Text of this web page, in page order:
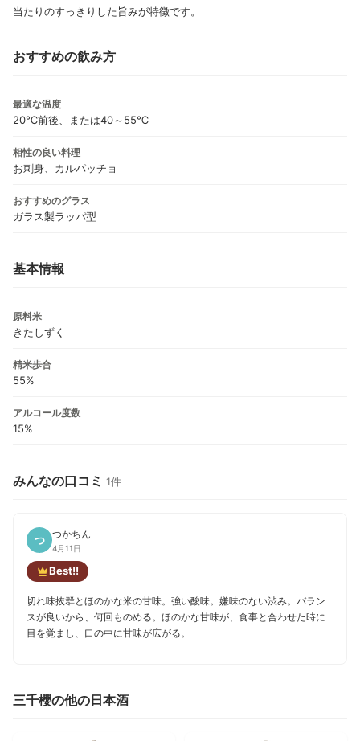
当たりのすっきりした旨みが特徴です。
おすすめの飲み方
最適な温度
20℃前後、または40～55℃
相性の良い料理
お刺身、カルパッチョ
おすすめのグラス
ガラス製ラッパ型
基本情報
原料米
きたしずく
精米歩合
55%
アルコール度数
15%
みんなの口コミ 1件
つ つかちん
4月11日
Best!!
切れ味抜群とほのかな米の甘味。強い酸味。嫌味のない渋み。バラン
スが良いから、何回ものめる。ほのかな甘味が、食事と合わせた時に
目を覚まし、口の中に甘味が広がる。
三千櫻の他の日本酒